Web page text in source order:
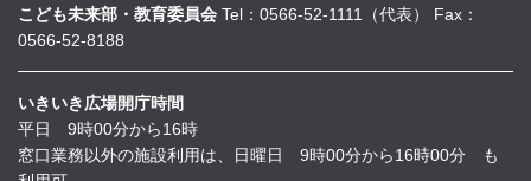
こども未来部・教育委員会 Tel：0566-52-1111（代表）
Fax：
0566-52-8188
いきいき広場開庁時間
平日 9時00分から16時
窓口業務以外の施設利用は、日曜日 9時00分から16時00分 も